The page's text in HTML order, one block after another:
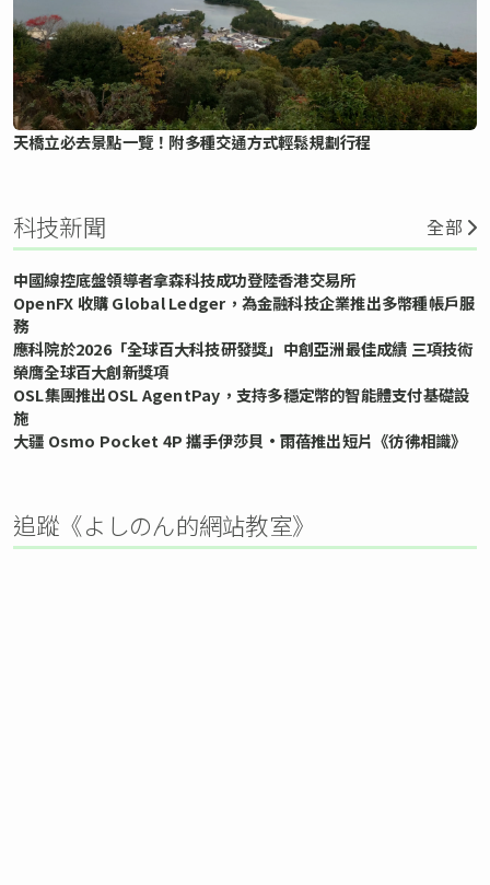
天橋立必去景點一覽！附多種交通方式輕鬆規劃行程
科技新聞 全部
中國線控底盤領導者拿森科技成功登陸香港交易所
OpenFX 收購 Global Ledger，為金融科技企業推出多幣種帳戶服
務
應科院於2026「全球百大科技研發獎」中創亞洲最佳成績 三項技術
榮膺全球百大創新獎項
OSL集團推出OSL AgentPay，支持多穩定幣的智能體支付基礎設
施
大疆 Osmo Pocket 4P 攜手伊莎貝•雨蓓推出短片《彷彿相識》
追蹤《よしのん的網站教室》